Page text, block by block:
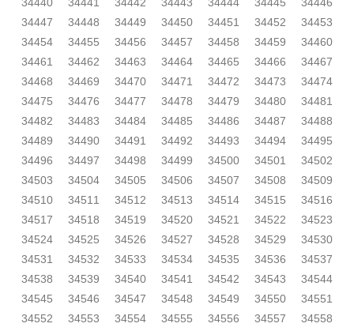
34447
34448 34449 34450 34451 34452
34453
34454
34455 34456 34457 34458 34459
34460
34461
34462 34463 34464 34465 34466
34467
34468
34469 34470 34471 34472 34473
34474
34475
34476 34477 34478 34479 34480
34481
34482
34483 34484 34485 34486 34487
34488
34489
34490 34491 34492 34493 34494
34495
34496
34497 34498 34499 34500 34501
34502
34503
34504 34505 34506 34507 34508
34509
34510
34511 34512 34513 34514 34515
34516
34517
34518 34519 34520 34521 34522
34523
34524
34525 34526 34527 34528 34529
34530
34531
34532 34533 34534 34535 34536
34537
34538
34539 34540 34541 34542 34543
34544
34545
34546 34547 34548 34549 34550
34551
34552
34553 34554 34555 34556 34557
34558